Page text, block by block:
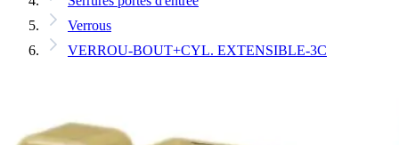
Verrous
VERROU-BOUT+CYL. EXTENSIBLE-3C